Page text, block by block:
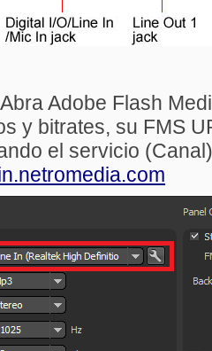
Abra Adobe Flash
y bitrates, su FMS
el servicio